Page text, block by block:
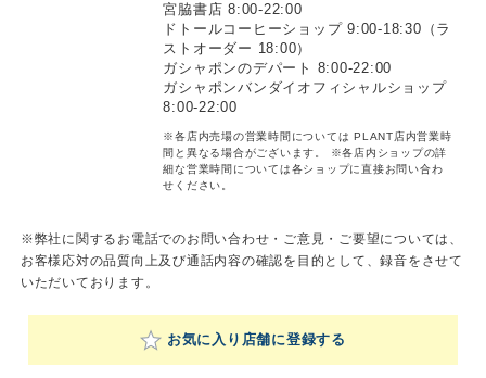
宮脇書店 8:00-22:00
ドトールコーヒーショップ 9:00-18:30（ラ
ストオーダー 18:00）
ガシャポンのデパート 8:00-22:00
ガシャポンバンダイオフィシャルショップ
8:00-22:00
※各店内売場の営業時間については PLANT店内営業時
間と異なる場合がございます。
※各店内ショップの詳
細な営業時間については各ショップに直接お問い合わ
せください。
※弊社に関するお電話でのお問い合わせ・ご意見・ご要望については、
お客様応対の品質向上及び通話内容の確認を目的として、録音をさせて
いただいております。
お気に入り店舗に登録する